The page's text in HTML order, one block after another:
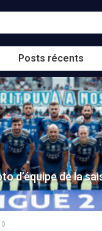
Posts récents
d’équipe de la
0